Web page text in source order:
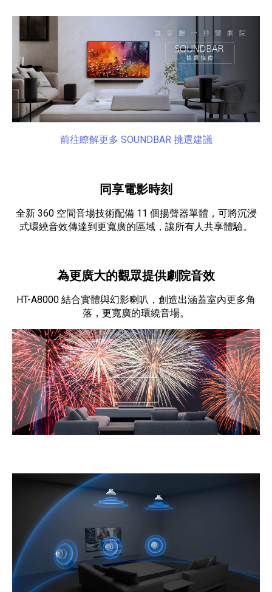
前往瞭解更多 SOUNDBAR 挑選建議
同享電影時刻
全新 360 空間音場技術配備 11 個揚聲器單體，可將沉浸
式環繞音效傳達到更寬廣的區域，讓所有人共享體驗。
為更廣大的觀眾提供劇院音效
HT-A8000 結合實體與幻影喇叭，創造出涵蓋室內更多角
落，更寬廣的環繞音場。